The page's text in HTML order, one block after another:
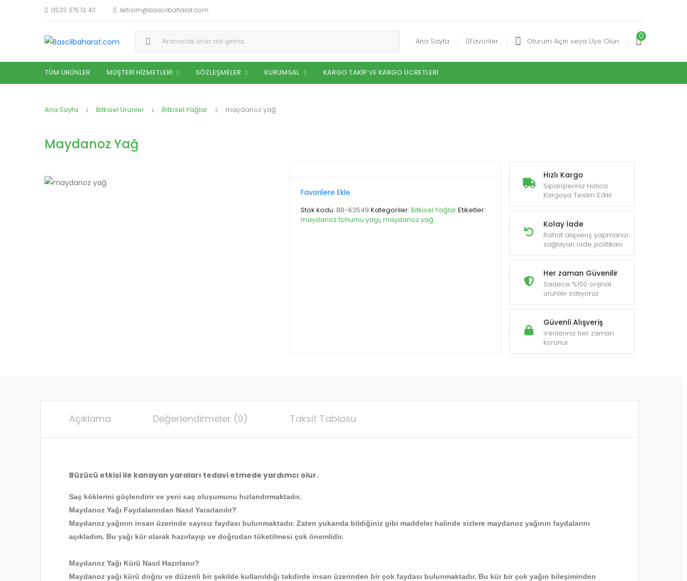
0533 375 13 43 iletisim@bascilbaharat.com
Aramak: Ana Sayfa Favoriler Oturum Açın veya Üye Olun
0
TÜM ÜRÜNLER MÜŞTERI HIZMETLERI SÖZLEŞMELER KURUMSAL KARGO TAKIP VE KARGO ÜCRETLERI
Ana Sayfa Bitkisel Ürünler Bitkisel Yağlar maydanoz yağ
Maydanoz Yağ
Hızlı Kargo
Siparişleriniz Hızlıca
Kargoya Teslim Edilir
Kolay İade
Rahat alışveriş yapmanızı
sağlayan iade politikası
Her zaman Güvenilir
Sadece %100 orijinal
ürünler satıyoruz
Güvenli Alışveriş
Verileriniz her zaman
korunur
Favorilere Ekle
Stok kodu: BB-63549 Kategoriler: Bitkisel YağlarEtiketler:
maydanoz tohumu yagi, maydanoz yağ
Açıklama Değerlendirmeler (0) Taksit Tablosu
Büzücü etkisi ile kanayan yaraları tedavi etmede yardımcı olur.
Saç köklerini güçlendirir ve yeni saç oluşumunu hızlandırmaktadır.
Maydanoz Yağı Faydalarından Nasıl Yararlanılır?
Maydanoz yağının insan üzerinde sayısız faydası bulunmaktadır. Zaten yukarıda bildiğiniz gibi maddeler halinde sizlere maydanoz yağının faydalarını
açıkladım. Bu yağı kür olarak hazırlayıp ve doğrudan tüketilmesi çok önemlidir.
Maydanoz Yağı Kürü Nasıl Hazırlanır?
Maydanoz yağı kürü doğru ve düzenli bir şekilde kullanıldığı takdirde insan üzerinden bir çok faydası bulunmaktadır. Bu kür bir çok yağın bileşiminden